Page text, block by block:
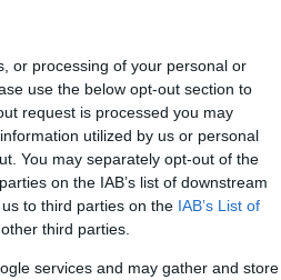
or processing of your personal or
use the below opt-out section to
request is processed you may
utilized by us or personal
You may separately opt-out of the
on the IAB’s list of downstream
to third parties on the IAB’s List of
third parties.
services and may gather and store
. Μάλιστα, ο